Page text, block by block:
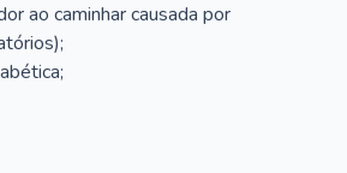
ao caminhar causada por